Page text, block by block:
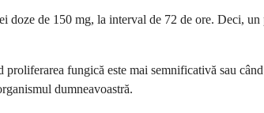
de 150 mg, la interval de 72 de ore. Deci,
fungică este mai semnificativă sau
dumneavoastră.